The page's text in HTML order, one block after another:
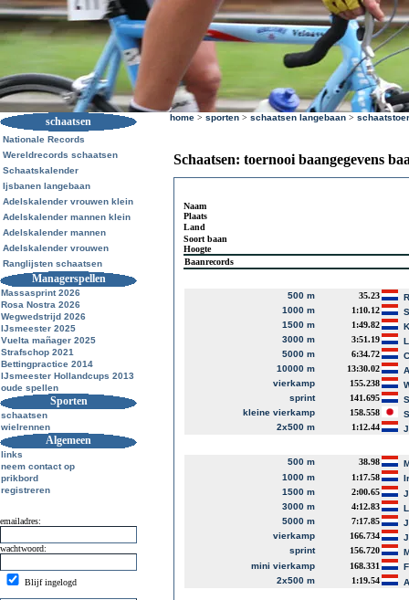
schaatsen
Nationale Records
Wereldrecords schaatsen
Schaatskalender
Ijsbanen langebaan
Adelskalender vrouwen klein
Adelskalender mannen klein
Adelskalender mannen
Adelskalender vrouwen
Ranglijsten schaatsen
Managerspellen
Massasprint 2026
Rosa Nostra 2026
Wegwedstrijd 2026
IJsmeester 2025
Vuelta mañager 2025
Strafschop 2021
Bettingpractice 2014
IJsmeester Hollandcups 2013
oude spellen
Sporten
schaatsen
wielrennen
Algemeen
links
neem contact op
prikbord
registreren
emailadres:
wachtwoord:
Blijf ingelogd
home > sporten > schaatsen langebaan >
Schaatsen: toernooi baangegevens
Naam
Plaats
Land
Soort baan
Hoogte
Baanrecords
500 m 35.23
1000 m
1:10.12
1500 m
1:49.82
3000 m
3:51.19
5000 m
6:34.72
10000 m
13:30.02
vierkamp
155.238
sprint
141.695
kleine vierkamp
158.558
2x500 m
1:12.44
500 m 38.98
1000 m
1:17.58
1500 m
2:00.65
3000 m
4:12.83
5000 m
7:17.85
vierkamp
166.734
sprint
156.720
mini vierkamp
168.331
2x500 m
1:19.54